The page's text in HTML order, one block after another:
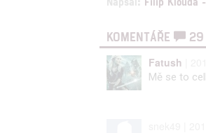
KOMENTÁŘE
29
Fatush
Mě se to